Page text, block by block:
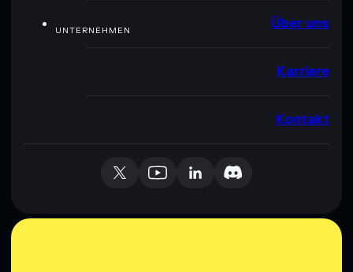
UNTERNEHMEN Über uns
Karriere
Kontakt